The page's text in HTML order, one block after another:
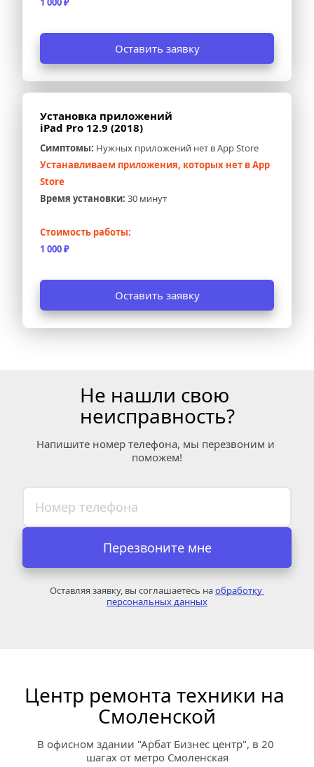
Оставить заявку
Установка приложений
iPad Pro 12.9 (2018)
Симптомы: Нужных приложений нет в App Store
Устанавливаем приложения, которых нет в App
Store
Время установки: 30 минут
Стоимость работы:
1 000 ₽
Оставить заявку
Не нашли свою
неисправность?
Напишите номер телефона, мы перезвоним и
поможем!
Перезвоните мне
Оставляя заявку, вы соглашаетесь на обработку
персональных данных
Центр ремонта техники на
Смоленской
В офисном здании "Арбат Бизнес центр", в 20
шагах от метро Смоленская